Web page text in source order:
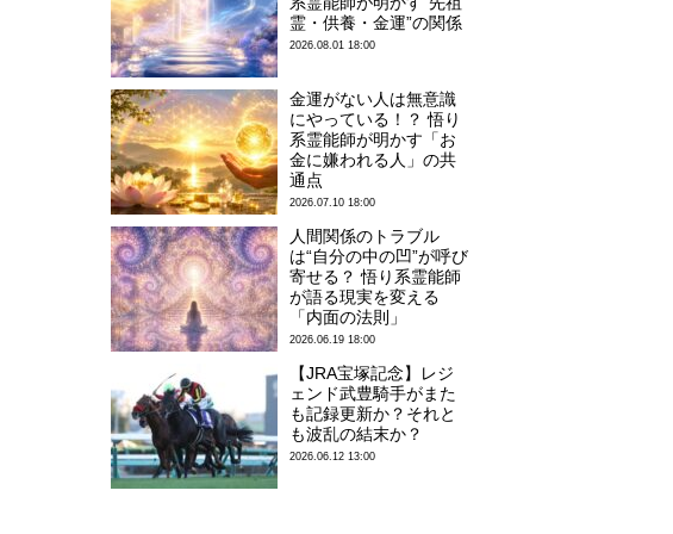
霊・供養・金運”の関係
2026.08.01 18:00
金運がない人は無意識
にやっている！？ 悟り
系霊能師が明かす「お
金に嫌われる人」の共
通点
2026.07.10 18:00
人間関係のトラブル
は“自分の中の凹”が呼び
寄せる？ 悟り系霊能師
が語る現実を変える
「内面の法則」
2026.06.19 18:00
【JRA宝塚記念】レジ
ェンド武豊騎手がまた
も記録更新か？それと
も波乱の結末か？
2026.06.12 13:00